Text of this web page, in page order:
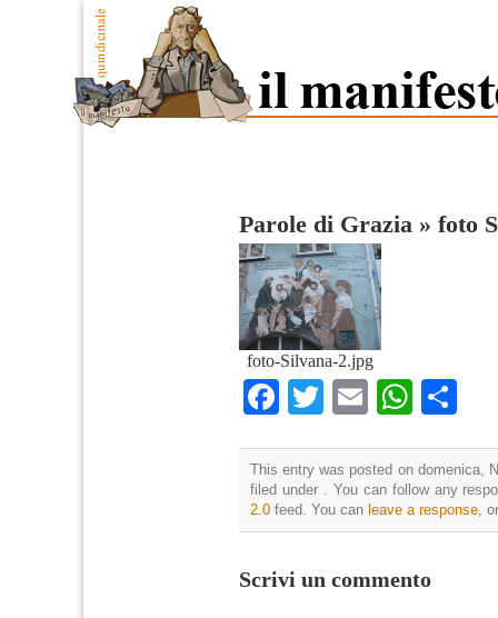
Parole di Grazia » foto
foto-Silvana-2.jpg
Facebook
TwitterEmail
This entry was posted on domenica,
filed under . You can follow any
2.0 feed. You can leave a response,
Scrivi un commento